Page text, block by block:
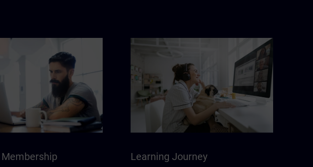
Learning Journey